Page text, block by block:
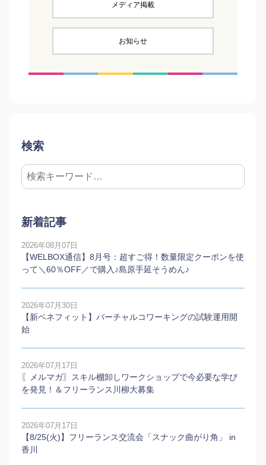
メディア掲載
お知らせ
検索
新着記事
2026年08月07日
【WELBOX通信】8月号：超すご得！数量限定クーポンを使
って＼60％OFF／で購入♪島原手延そうめん♪
2026年07月30日
【新ベネフィット】バーチャルコワーキングの試験運用開
始
2026年07月17日
〖メルマガ〗スキル棚卸しワークショップで今必要な学び
を発見！＆フリーランス川柳大募集
2026年07月17日
【8/25(火)】フリーランス交流会「スナック曲がり角」 in
香川